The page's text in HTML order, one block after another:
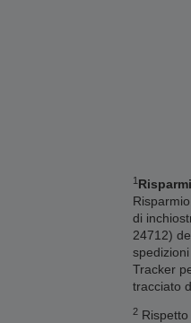
1
di
24712)
Tracker
tracciato
2Rispetto